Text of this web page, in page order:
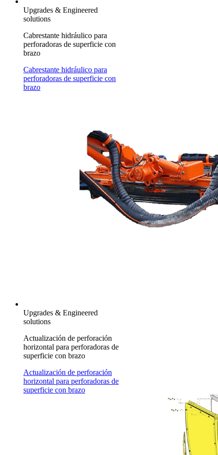
Upgrades & Engineered
solutions
Cabrestante hidráulico para
perforadoras de superficie con
brazo
Cabrestante hidráulico para
perforadoras de superficie con
brazo
Upgrades & Engineered
solutions
Actualización de perforación
horizontal para perforadoras de
superficie con brazo
Actualización de perforación
horizontal para perforadoras de
superficie con brazo